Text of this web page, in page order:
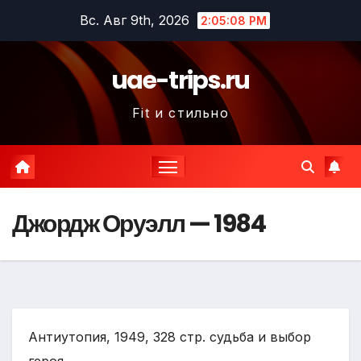
содержимому
Вс. Авг 9th, 2026 2:05:09 PM
uae-trips.ru
Fit и стильно
Джордж Оруэлл — 1984
Антиутопия, 1949, 328 стр. судьба и выбор